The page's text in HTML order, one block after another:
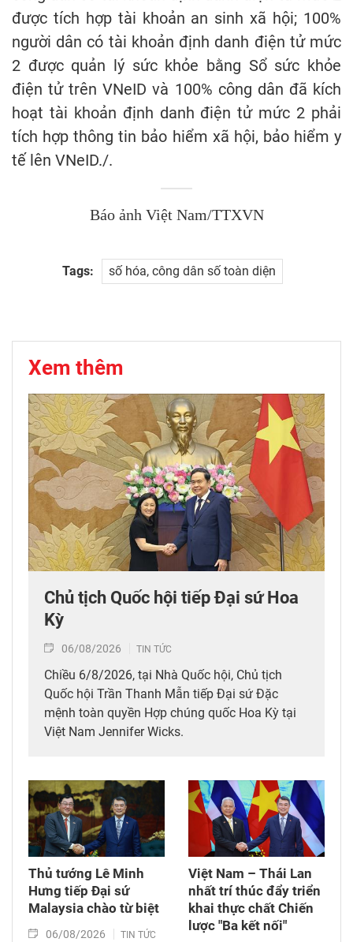
được tích hợp tài khoản an sinh xã hội; 100%
người dân có tài khoản định danh điện tử mức
2 được quản lý sức khỏe bằng Sổ sức khỏe
điện tử trên VNeID và 100% công dân đã kích
hoạt tài khoản định danh điện tử mức 2 phải
tích hợp thông tin bảo hiểm xã hội, bảo hiểm y
tế lên VNeID./.
Báo ảnh Việt Nam/TTXVN
Tags: số hóa, công dân số toàn diện
Xem thêm
Chủ tịch Quốc hội tiếp Đại sứ Hoa
Kỳ
06/08/2026 TIN TỨC
Chiều 6/8/2026, tại Nhà Quốc hội, Chủ tịch
Quốc hội Trần Thanh Mẫn tiếp Đại sứ Đặc
mệnh toàn quyền Hợp chúng quốc Hoa Kỳ tại
Việt Nam Jennifer Wicks.
Thủ tướng Lê Minh
Hưng tiếp Đại sứ
Malaysia chào từ biệt
06/08/2026 TIN TỨC
Việt Nam – Thái Lan
nhất trí thúc đẩy triển
khai thực chất Chiến
lược "Ba kết nối"